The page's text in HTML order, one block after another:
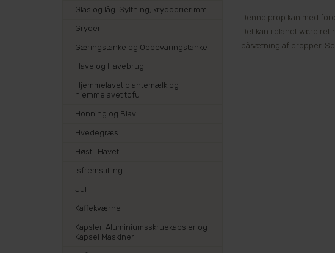
Denne prop kan med
Det kan i blandt være ret
påsætning af propper.
Glas og låg: Syltning, krydderier mm.
Gryder
Gæringstanke og Opbevaringstanke
Have og Havebrug
Hjemmelavet plantemælk og
hjemmelavet tofu
Honning og Biavl
Hvedegræs
Høst i Havet
Isfremstilling
Jul
Kaffekværne
Kapsler, Aluminiumsskruekapsler og
Kapsel Maskiner